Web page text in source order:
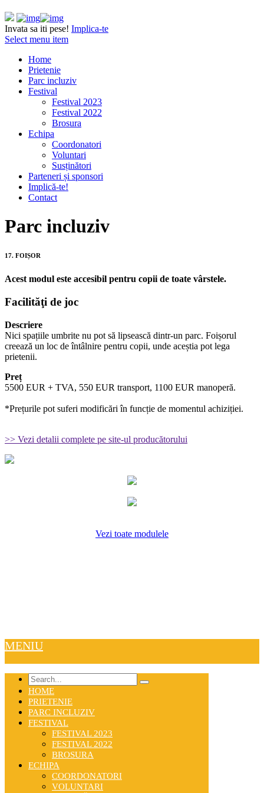
Invata sa iti pese! Implica-te
Select menu item
Home
Prietenie
Parc incluziv
Festival
Festival 2023
Festival 2022
Brosura
Echipa
Coordonatori
Voluntari
Susținători
Parteneri și sponsori
Implică-te!
Contact
Parc incluziv
17. FOIȘOR
Acest modul este accesibil pentru copii de toate vârstele.
Facilităţi de joc
Descriere
Nici spațiile umbrite nu pot să lipsească dintr-un parc. Foișorul
creează un loc de întâlnire pentru copii, unde aceștia pot lega
prietenii.
Preț
5500 EUR + TVA, 550 EUR transport, 1100 EUR manoperă.
*Prețurile pot suferi modificări în funcție de momentul achiziției.
>> Vezi detalii complete pe site-ul producătorului
Vezi toate modulele
MENIU
HOME
PRIETENIE
PARC INCLUZIV
FESTIVAL
FESTIVAL 2023
FESTIVAL 2022
BROSURA
ECHIPA
COORDONATORI
VOLUNTARI